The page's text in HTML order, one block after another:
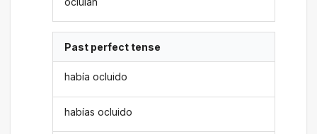
Past perfect tense
había ocluido
habías ocluido